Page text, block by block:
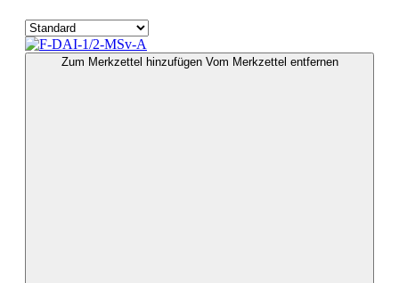
Zum Merkzettel hinzufügen Vom Merkzettel entfernen